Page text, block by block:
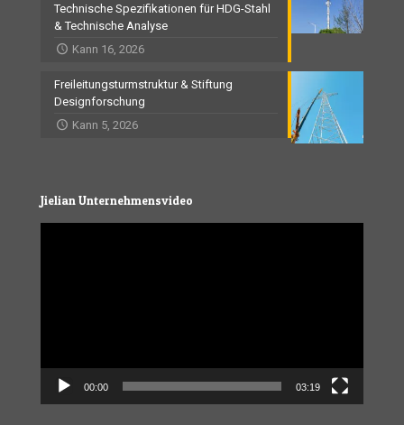
Technische Spezifikationen für HDG-Stahl
& Technische Analyse
Kann 16, 2026
Freileitungsturmstruktur & Stiftung
Designforschung
Kann 5, 2026
Jielian Unternehmensvideo
00:00 03:19